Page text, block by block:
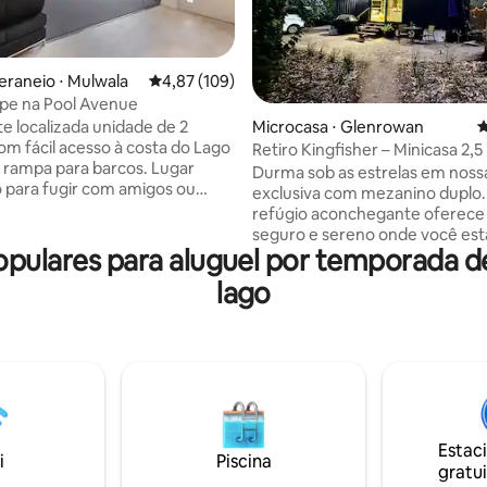
de 5, 197 avaliações
⋅ Mulwala 4,87 de uma avaliação média de 5, 109
4,87 (109)
na Pool Avenue
localizada unidade de 2
fácil acesso à costa do Lago
rampa para barcos. Lugar
fugir com amigos ou
fica perto do
e moderno ferreiro
para trás e pegam o
Microcasa ⋅ Glenrowan
Retiro Kingfisher – Minicasa 2,5
nordeste de Melbourne
Durma sob as estrelas em
exclusiva com mezanino duplo. Este
refúgio aconchegante
seguro e sereno onde você
imerso na natureza. Destaques 📍 da
Localização •Apenas 2,5 horas
Melbourne •15 minutos de Wangaratta •3
entrada para o Vic High Country 🚗
perfeita: Sydney ↔ Melbourne
Canberra ↔ Tasmânia 🛏 Capacidade 4:
1 cama queen 2 camas de
para aluguel por temporada
lago
Piscina